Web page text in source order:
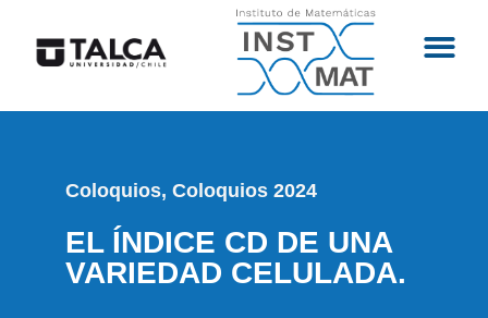
Coloquios, Coloquios 2024
EL ÍNDICE CD DE UNA
VARIEDAD CELULADA.